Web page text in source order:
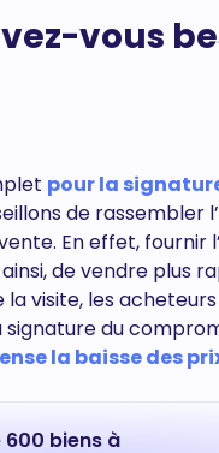
vous
pour la
de rassembler
En effet, fournir
de vendre plus
visite, les
du
la baisse des
biens à